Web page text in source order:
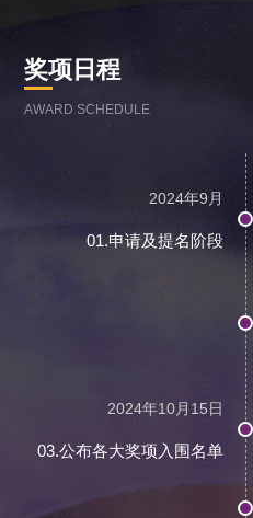
奖项日程
AWARD SCHEDULE
2024年9月
01.申请及提名阶段
2024年10月15日
03.公布各大奖项入围名单